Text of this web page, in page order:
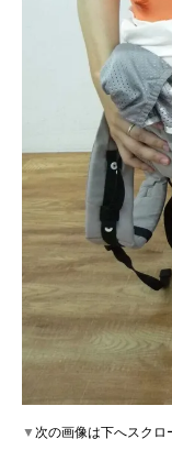
▼次の画像は下へスクロ